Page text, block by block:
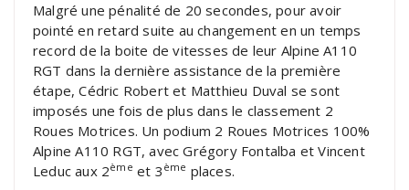
Malgré une pénalité de 20 secondes, pour avoir
pointé en retard suite au changement en un temps
record de la boite de vitesses de leur Alpine A110
RGT dans la dernière assistance de la première
étape, Cédric Robert et Matthieu Duval se sont
imposés une fois de plus dans le classement 2
Roues Motrices. Un podium 2 Roues Motrices 100%
Alpine A110 RGT, avec Grégory Fontalba et Vincent
Leduc aux 2ème et 3 ème places.